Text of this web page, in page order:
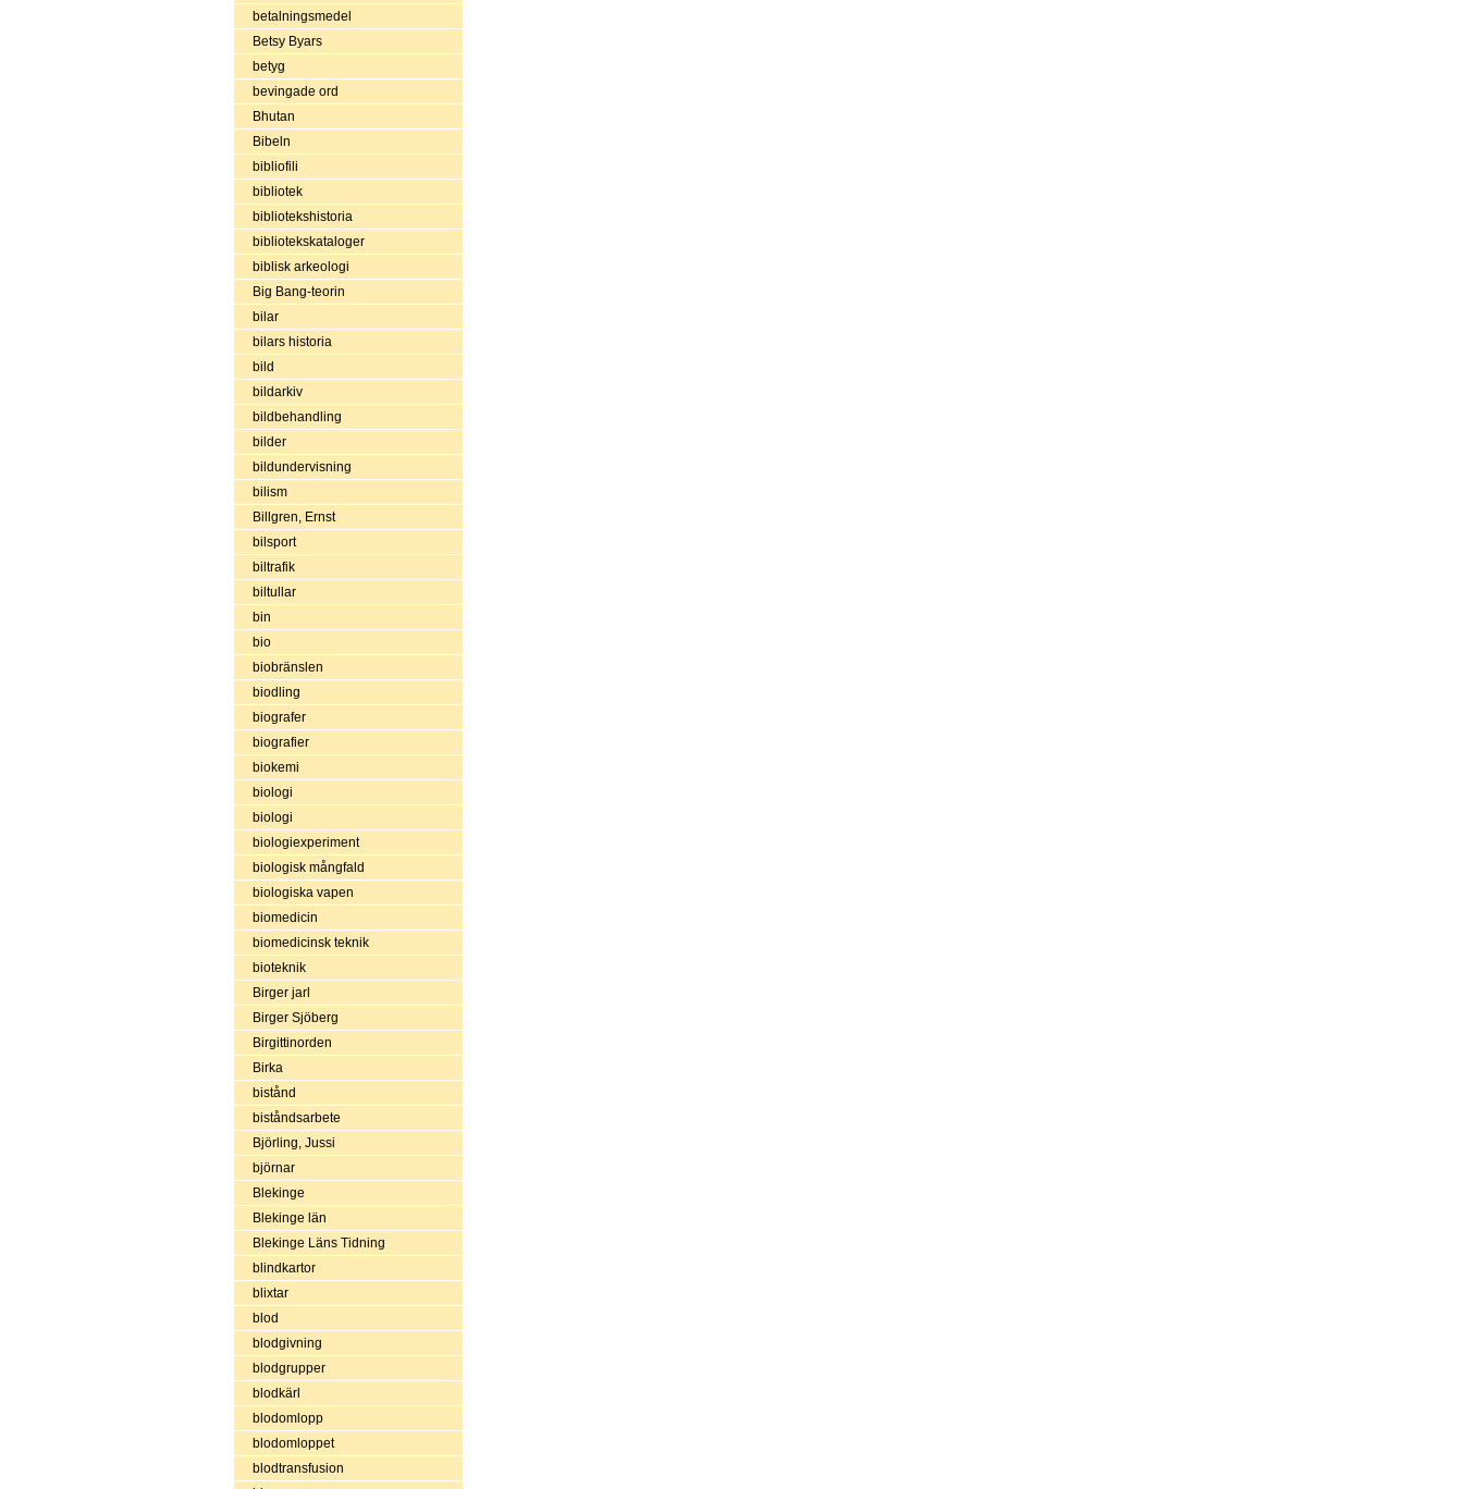
betalningsmedel
Betsy Byars
betyg
bevingade ord
Bhutan
Bibeln
bibliofili
bibliotek
bibliotekshistoria
bibliotekskataloger
biblisk arkeologi
Big Bang-teorin
bilar
bilars historia
bild
bildarkiv
bildbehandling
bilder
bildundervisning
bilism
Billgren, Ernst
bilsport
biltrafik
biltullar
bin
bio
biobränslen
biodling
biografer
biografier
biokemi
biologi
biologi
biologiexperiment
biologisk mångfald
biologiska vapen
biomedicin
biomedicinsk teknik
bioteknik
Birger jarl
Birger Sjöberg
Birgittinorden
Birka
bistånd
biståndsarbete
Björling, Jussi
björnar
Blekinge
Blekinge län
Blekinge Läns Tidning
blindkartor
blixtar
blod
blodgivning
blodgrupper
blodkärl
blodomlopp
blodomloppet
blodtransfusion